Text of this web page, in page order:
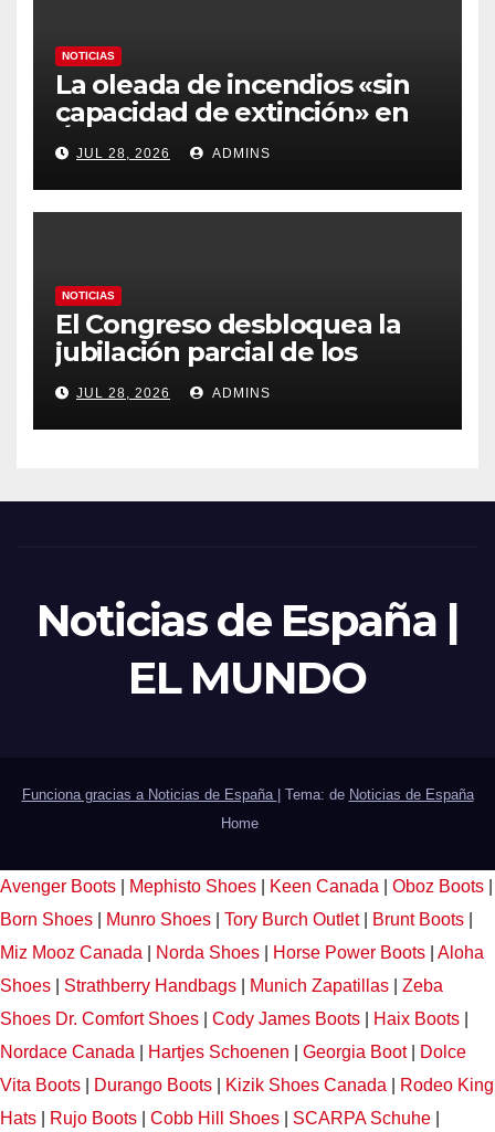
NOTICIAS
La oleada de incendios «sin
capacidad de extinción» en
Ávila y al oeste de Madrid
obliga a declarar la
emergencia nacional
JUL 28, 2026 ADMINS
NOTICIAS
El Congreso desbloquea la
jubilación parcial de los
trabajadores laborales del
sector público
JUL 28, 2026 ADMINS
Noticias de España |
EL MUNDO
Funciona gracias a Noticias de España Tema: de Noticias de España
Home
Avenger Boots Mephisto Shoes Keen Canada Oboz Boots
Born Shoes
Munro Shoes Tory Burch Outlet Brunt Boots
Miz Mooz Canada
Norda Shoes Horse Power Boots
Aloha
Shoes
Strathberry Handbags Munich Zapatillas
Zeba
Shoes Dr. Comfort Shoes Cody James Boots Haix Boots
Nordace Canada
Hartjes Schoenen Georgia Boot|
Dolce
Vita Boots
Durango Boots Kizik Shoes Canada
Rodeo King
Hats
Rujo Boots Cobb Hill Shoes SCARPA Schuhe